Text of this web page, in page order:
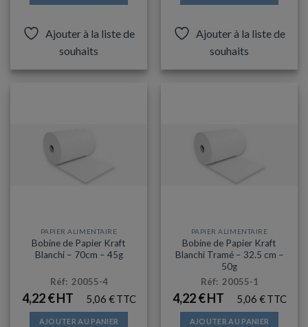
Ajouter à la liste de
souhaits
Ajouter à la liste de
souhaits
PAPIER ALIMENTAIRE
Bobine de Papier Kraft
Blanchi – 70cm – 45g
Réf: 20055-4
4,22€ 5,06 €
AJOUTER AU PANIER
PAPIER ALIMENTAIRE
Bobine de Papier Kraft
Blanchi Tramé – 32.5 cm –
50g
Réf: 20055-1
4,22€ 5,06 €
AJOUTER AU PANIER